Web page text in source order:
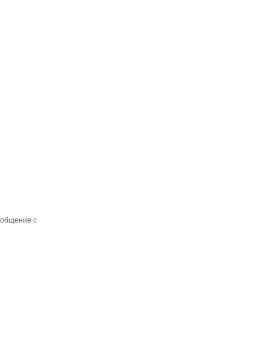
общение с